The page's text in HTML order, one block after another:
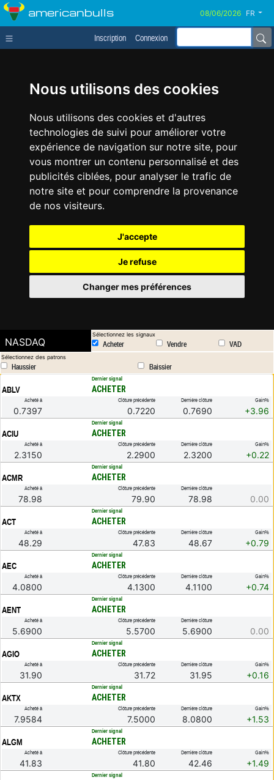
Nous utilisons des cookies
Nous utilisons des cookies et d'autres
technologies de suivi pour améliorer votre
expérience de navigation sur notre site, pour
vous montrer un contenu personnalisé et des
publicités ciblées, pour analyser le trafic de
notre site et pour comprendre la provenance
de nos visiteurs.
J'accepte
Je refuse
Changer mes préférences
americanbulls FR
Inscription Connexion
NASDAQ
Sélectionnez les signaux
Acheter Vendre VAD
Sélectionnez des patrons
Haussier Baissier
ABLV
Dernier signal
ACHETER
Acheté à
0.7397
Clôture précédente
0.7220
Dernière clôture
0.7690
Gain%
+3.96
ACIU
Dernier signal
ACHETER
Acheté à
2.3150
Clôture précédente
2.2900
Dernière clôture
2.3200
Gain%
+0.22
ACMR
Dernier signal
ACHETER
Acheté à
78.98
Clôture précédente
79.90
Dernière clôture
78.98 0.00
ACT
Dernier signal
ACHETER
Acheté à
48.29
Clôture précédente
47.83
Dernière clôture
48.67
Gain%
+0.79
AEC
Dernier signal
ACHETER
Acheté à
4.0800
Clôture précédente
4.1300
Dernière clôture
4.1100
Gain%
+0.74
AENT
Dernier signal
ACHETER
Acheté à
5.6900
Clôture précédente
5.5700
Dernière clôture
5.6900 0.00
AGIO
Dernier signal
ACHETER
Acheté à
31.90
Clôture précédente
31.72
Dernière clôture
31.95
Gain%
+0.16
AKTX
Dernier signal
ACHETER
Acheté à
7.9584
Clôture précédente
7.5000
Dernière clôture
8.0800
Gain%
+1.53
ALGM
Dernier signal
ACHETER
Acheté à
41.83
Clôture précédente
41.80
Dernière clôture
42.46
Gain%
+1.49
Dernier signal